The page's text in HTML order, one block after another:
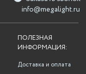
info@megalight.ru
ПОЛЕЗНАЯ
ИНФОРМАЦИЯ:
Доставка и оплата